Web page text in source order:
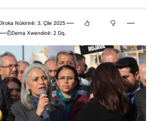
Nûkirinê: 3. Çile 2025
Dema Xwendinê: 2 Dq.